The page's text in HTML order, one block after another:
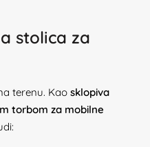
stolica za
terenu. Kao sklopiva
torbom za mobilne